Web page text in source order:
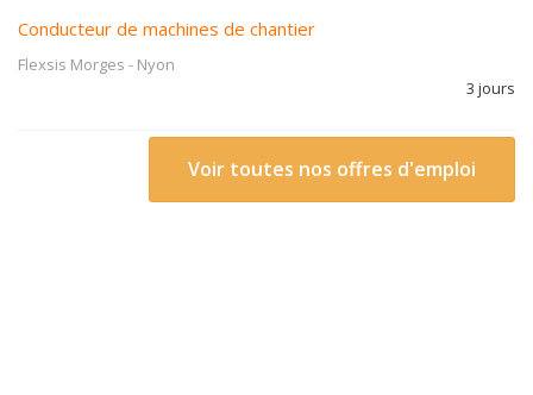
Conducteur de machines de chantier
Flexsis Morges - Nyon
3 jours
Voir toutes nos offres d'emploi